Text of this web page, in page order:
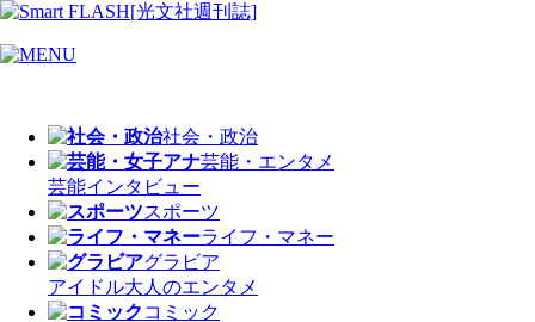
社会・政治
芸能・エンタメ
芸能インタビュー
スポーツ
ライフ・マネー
グラビア
アイドル大人のエンタメ
コミック